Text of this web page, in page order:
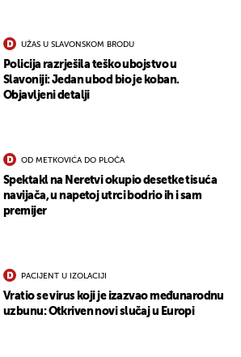
UŽAS U SLAVONSKOM BRODU
Policija razrješila teško ubojstvo u
Slavoniji: Jedan ubod bio je koban.
Objavljeni detalji
OD METKOVIĆA DO PLOČA
Spektakl na Neretvi okupio desetke tisuća
navijača, u napetoj utrci bodrio ih i sam
premijer
PACIJENT U IZOLACIJI
Vratio se virus koji je izazvao međunarodnu
uzbunu: Otkriven novi slučaj u Europi